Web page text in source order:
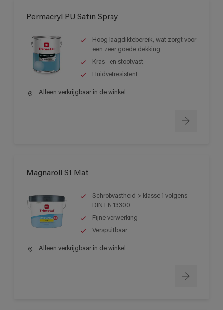
Permacryl PU Satin Spray
Hoog laagdiktebereik, wat zorgt voor
een zeer goede dekking
Kras –en stootvast
Huidvetresistent
Alleen verkrijgbaar in de winkel
Magnaroll S1 Mat
Schrobvastheid > klasse 1 volgens
DIN EN 13300
Fijne verwerking
Verspuitbaar
Alleen verkrijgbaar in de winkel